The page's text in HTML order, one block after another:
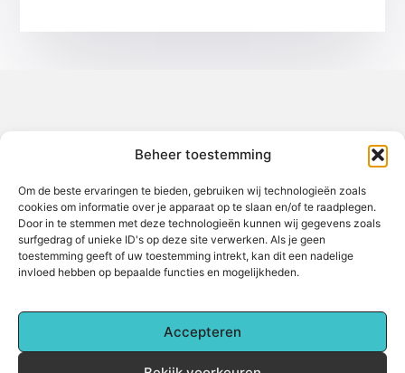
Beheer toestemming
Om de beste ervaringen te bieden, gebruiken wij technologieën zoals
cookies om informatie over je apparaat op te slaan en/of te raadplegen.
Door in te stemmen met deze technologieën kunnen wij gegevens zoals
surfgedrag of unieke ID's op deze site verwerken. Als je geen
toestemming geeft of uw toestemming intrekt, kan dit een nadelige
invloed hebben op bepaalde functies en mogelijkheden.
Accepteren
Jouw gids voor inspiratie en tips uit het dagelijks leven.
Ontdek een brede verzameling blogs en artikelen die je helpen
om het meeste uit elke dag te halen, met praktische adviezen
en verrassende inzichten.
Bericht categorie
Main Links